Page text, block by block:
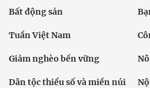
Bất động sản
Tuần Việt Nam
Giảm nghèo bền vững
Dân tộc thiểu số và miền núi